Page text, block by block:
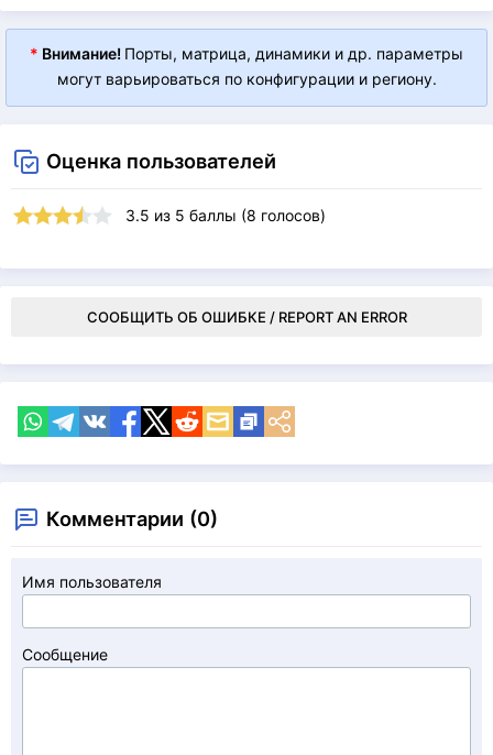
* Внимание! Порты, матрица, динамики и др. параметры
могут варьироваться по конфигурации и региону.
Оценка пользователей
3.5 из 5 баллы (8 голосов)
СООБЩИТЬ ОБ ОШИБКЕ / REPORT AN ERROR
Комментарии (0)
Имя пользователя
Сообщение